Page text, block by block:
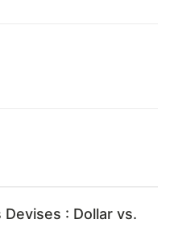
: Dollar vs.